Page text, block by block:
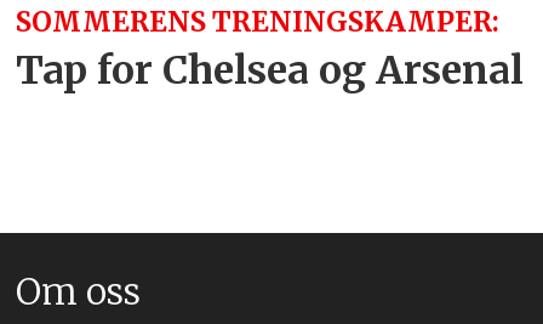
SOMMERENS TRENINGSKAMPER:
Tap for Chelsea og Arsenal
Om oss